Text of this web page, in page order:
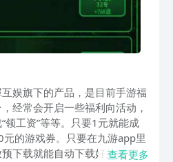
娱旗下的产品，是目前手游福
经常会开启一些福利向活动，
领工资”等等。只要1元就能成
的游戏券。只要在九游app里
下载就能自动下载好并提示安
查看更多